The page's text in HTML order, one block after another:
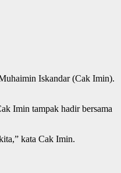
Iskandar (Cak Imin).
Imin tampak hadir bersama
kata Cak Imin.